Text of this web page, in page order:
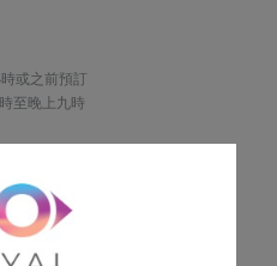
或之前預訂
至晚上九時
致電2622 6161與酒店職員聯絡
話或電郵確認
易快捷及順利